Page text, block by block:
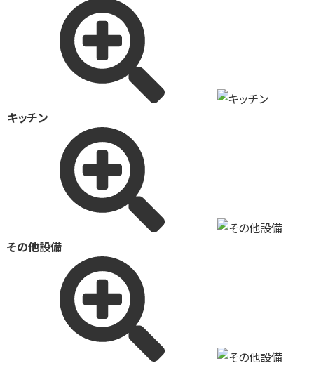
キッチン
その他設備